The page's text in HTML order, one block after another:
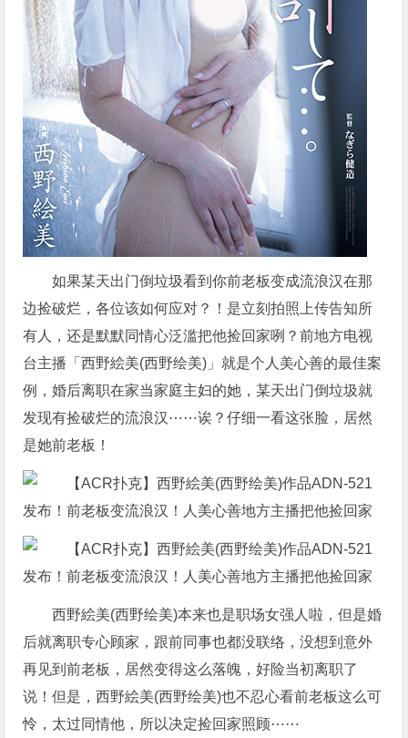
如果某天出门倒垃圾看到你前老板变成流浪汉在那
边捡破烂，各位该如何应对？！是立刻拍照上传告知所
有人，还是默默同情心泛滥把他捡回家咧？前地方电视
台主播「西野絵美(西野绘美)」就是个人美心善的最佳案
例，婚后离职在家当家庭主妇的她，某天出门倒垃圾就
发现有捡破烂的流浪汉⋯⋯诶？仔细一看这张脸，居然
是她前老板！
西野絵美(西野绘美)本来也是职场女强人啦，但是婚
后就离职专心顾家，跟前同事也都没联络，没想到意外
再见到前老板，居然变得这么落魄，好险当初离职了
说！但是，西野絵美(西野绘美)也不忍心看前老板这么可
怜，太过同情他，所以决定捡回家照顾⋯⋯